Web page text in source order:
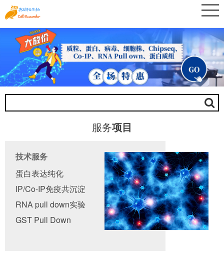
服务项目
技术服务
蛋白表达纯化
IP/Co-IP免疫共沉淀
RNA pull down实验
GST Pull Down